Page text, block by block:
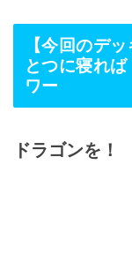
【今回のデ
とつに寝れ
ワー
ドラゴンを！